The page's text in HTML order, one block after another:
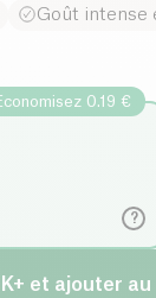
Goût intense
?
0.19 €
et ajouter au